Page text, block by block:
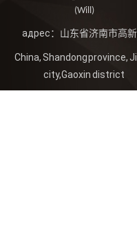
(Will)
адрес：山东省济南市高
China, Shandong province,
city,Gaoxin district